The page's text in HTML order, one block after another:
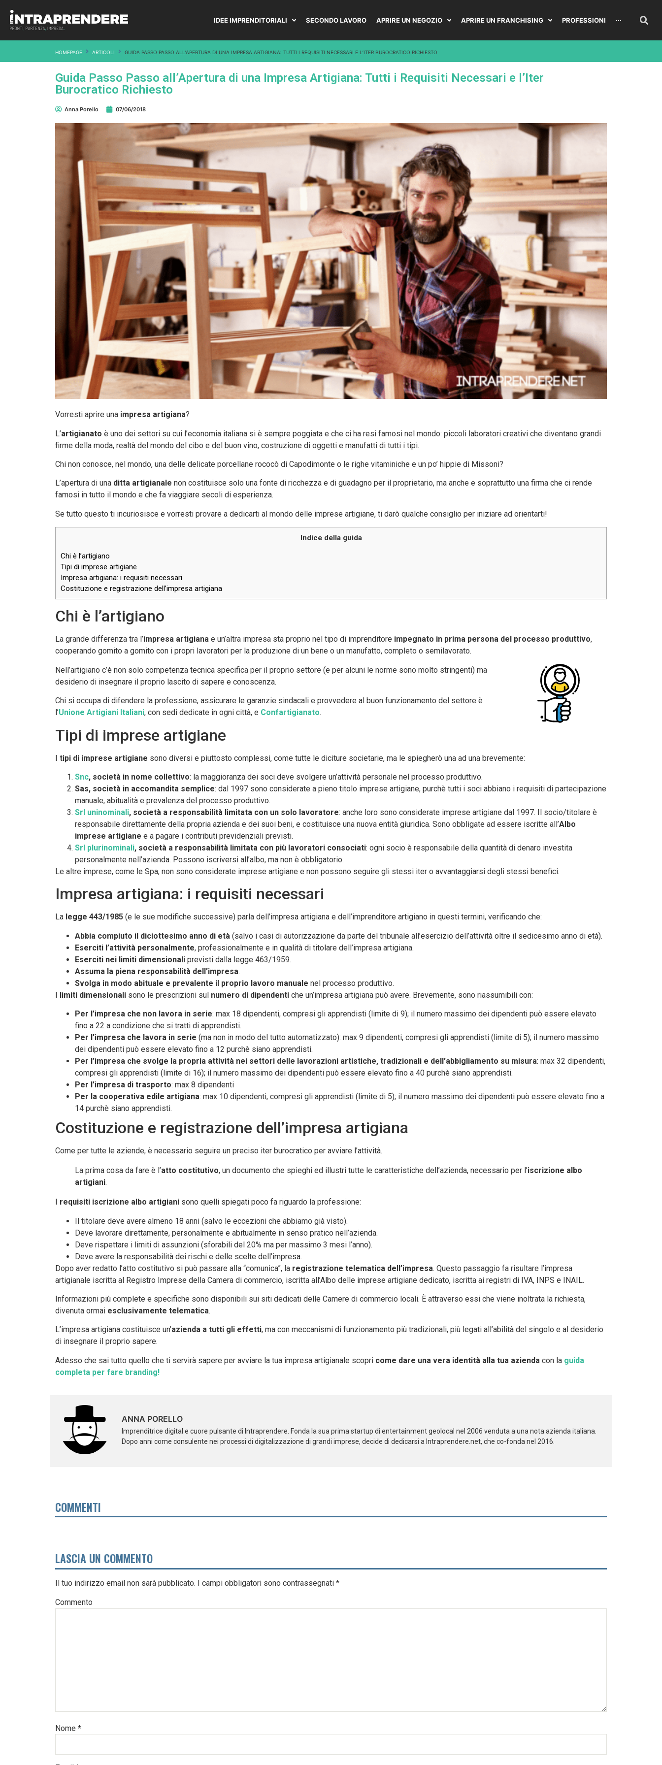
IDEE IMPRENDITORIALI SECONDO LAVORO APRIRE UN NEGOZIO APRIRE UN FRANCHISING PROFESSIONI ···
HOMEPAGE ARTICOLI GUIDA PASSO PASSO ALL’APERTURA DI UNA IMPRESA ARTIGIANA: TUTTI I REQUISITI NECESSARI E L’ITER BUROCRATICO RICHIESTO
Guida Passo Passo all’Apertura di una Impresa Artigiana: Tutti i Requisiti Necessari e l’Iter
Burocratico Richiesto
Anna Porello 07/06/2018
Vorresti aprire una impresa artigiana?
L’artigianato è uno dei settori su cui l’economia italiana si è sempre poggiata e che ci ha resi famosi nel mondo: piccoli laboratori creativi che diventano grandi
firme della moda, realtà del mondo del cibo e del buon vino, costruzione di oggetti e manufatti di tutti i tipi.
Chi non conosce, nel mondo, una delle delicate porcellane rococò di Capodimonte o le righe vitaminiche e un po’ hippie di Missoni?
L’apertura di una ditta artigianale non costituisce solo una fonte di ricchezza e di guadagno per il proprietario, ma anche e soprattutto una firma che ci rende
famosi in tutto il mondo e che fa viaggiare secoli di esperienza.
Se tutto questo ti incuriosisce e vorresti provare a dedicarti al mondo delle imprese artigiane, ti darò qualche consiglio per iniziare ad orientarti!
Indice della guida
Chi è l’artigiano
Tipi di imprese artigiane
Impresa artigiana: i requisiti necessari
Costituzione e registrazione dell’impresa artigiana
Chi è l’artigiano
La grande differenza tra l’impresa artigiana e un’altra impresa sta proprio nel tipo di imprenditore impegnato in prima persona del processo produttivo,
cooperando gomito a gomito con i propri lavoratori per la produzione di un bene o un manufatto, completo o semilavorato.
Nell’artigiano c’è non solo competenza tecnica specifica per il proprio settore (e per alcuni le norme sono molto stringenti) ma
desiderio di insegnare il proprio lascito di sapere e conoscenza.
Chi si occupa di difendere la professione, assicurare le garanzie sindacali e provvedere al buon funzionamento del settore è
l’Unione Artigiani Italiani, con sedi dedicate in ogni città, e Confartigianato.
Tipi di imprese artigiane
I tipi di imprese artigiane sono diversi e piuttosto complessi, come tutte le diciture societarie, ma le spiegherò una ad una brevemente:
Snc, società in nome collettivo: la maggioranza dei soci deve svolgere un’attività personale nel processo produttivo.
Sas, società in accomandita semplice: dal 1997 sono considerate a pieno titolo imprese artigiane, purchè tutti i soci abbiano i requisiti di partecipazione
manuale, abitualità e prevalenza del processo produttivo.
Srl uninominali, società a responsabilità limitata con un solo lavoratore: anche loro sono considerate imprese artigiane dal 1997. Il socio/titolare è
responsabile direttamente della propria azienda e dei suoi beni, e costituisce una nuova entità giuridica. Sono obbligate ad essere iscritte all’Albo
imprese artigiane e a pagare i contributi previdenziali previsti.
Srl plurinominali, società a responsabilità limitata con più lavoratori consociati: ogni socio è responsabile della quantità di denaro investita
personalmente nell’azienda. Possono iscriversi all’albo, ma non è obbligatorio.
Le altre imprese, come le Spa, non sono considerate imprese artigiane e non possono seguire gli stessi iter o avvantaggiarsi degli stessi benefici.
Impresa artigiana: i requisiti necessari
La legge 443/1985 (e le sue modifiche successive) parla dell’impresa artigiana e dell’imprenditore artigiano in questi termini, verificando che:
Abbia compiuto il diciottesimo anno di età (salvo i casi di autorizzazione da parte del tribunale all’esercizio dell’attività oltre il sedicesimo anno di età).
Eserciti l’attività personalmente, professionalmente e in qualità di titolare dell’impresa artigiana.
Eserciti nei limiti dimensionali previsti dalla legge 463/1959.
Assuma la piena responsabilità dell’impresa.
Svolga in modo abituale e prevalente il proprio lavoro manuale nel processo produttivo.
I limiti dimensionali sono le prescrizioni sul numero di dipendenti che un’impresa artigiana può avere. Brevemente, sono riassumibili con:
Per l’impresa che non lavora in serie: max 18 dipendenti, compresi gli apprendisti (limite di 9); il numero massimo dei dipendenti può essere elevato
fino a 22 a condizione che si tratti di apprendisti.
Per l’impresa che lavora in serie (ma non in modo del tutto automatizzato): max 9 dipendenti, compresi gli apprendisti (limite di 5); il numero massimo
dei dipendenti può essere elevato fino a 12 purchè siano apprendisti.
Per l’impresa che svolge la propria attività nei settori delle lavorazioni artistiche, tradizionali e dell’abbigliamento su misura: max 32 dipendenti,
compresi gli apprendisti (limite di 16); il numero massimo dei dipendenti può essere elevato fino a 40 purchè siano apprendisti.
Per l’impresa di trasporto: max 8 dipendenti
Per la cooperativa edile artigiana: max 10 dipendenti, compresi gli apprendisti (limite di 5); il numero massimo dei dipendenti può essere elevato fino a
14 purchè siano apprendisti.
Costituzione e registrazione dell’impresa artigiana
Come per tutte le aziende, è necessario seguire un preciso iter burocratico per avviare l’attività.
La prima cosa da fare è l’atto costitutivo, un documento che spieghi ed illustri tutte le caratteristiche dell’azienda, necessario per l’iscrizione albo
artigiani.
requisiti iscrizione albo artigiani sono quelli spiegati poco fa riguardo la professione:
Il titolare deve avere almeno 18 anni (salvo le eccezioni che abbiamo già visto).
Deve lavorare direttamente, personalmente e abitualmente in senso pratico nell’azienda.
Deve rispettare i limiti di assunzioni (sforabili del 20% ma per massimo 3 mesi l’anno).
Deve avere la responsabilità dei rischi e delle scelte dell’impresa.
Dopo aver redatto l’atto costitutivo si può passare alla “comunica”, la registrazione telematica dell’impresa. Questo passaggio fa risultare l’impresa
artigianale iscritta al Registro Imprese della Camera di commercio, iscritta all’Albo delle imprese artigiane dedicato, iscritta ai registri di IVA, INPS e INAIL.
Informazioni più complete e specifiche sono disponibili sui siti dedicati delle Camere di commercio locali. È attraverso essi che viene inoltrata la richiesta,
divenuta ormai esclusivamente telematica.
L’impresa artigiana costituisce un’azienda a tutti gli effetti, ma con meccanismi di funzionamento più tradizionali, più legati all’abilità del singolo e al desiderio
di insegnare il proprio sapere.
Adesso che sai tutto quello che ti servirà sapere per avviare la tua impresa artigianale scopri come dare una vera identità alla tua azienda con la guida
completa per fare branding!
ANNA PORELLO
Imprenditrice digital e cuore pulsante di Intraprendere. Fonda la sua prima startup di entertainment geolocal nel 2006 venduta a una nota azienda italiana.
Dopo anni come consulente nei processi di digitalizzazione di grandi imprese, decide di dedicarsi a Intraprendere.net, che co-fonda nel 2016.
COMMENTI
LASCIA UN COMMENTO
Il tuo indirizzo email non sarà pubblicato. I campi obbligatori sono contrassegnati *
Commento
Nome *